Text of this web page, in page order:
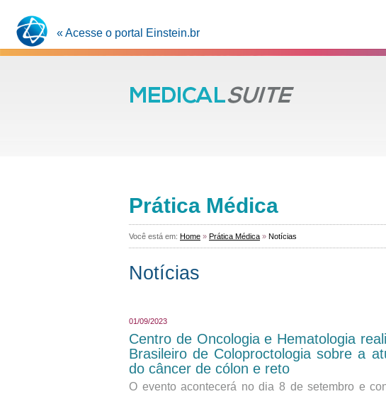
« Acesse o portal Einstein.br
Prática Médica
Você está em: Home » Prática Médica » Notícias
Notícias
01/09/2023
Centro de Oncologia e Hematologia
Brasileiro de Coloproctologia sobre a
do câncer de cólon e reto
O evento acontecerá no dia 8 de setembro e